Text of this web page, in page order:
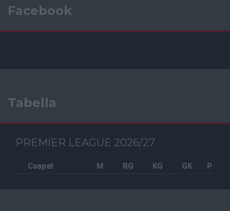
Facebook
Tabella
PREMIER LEAGUE 2026/27
Csapat M RG KG GK P